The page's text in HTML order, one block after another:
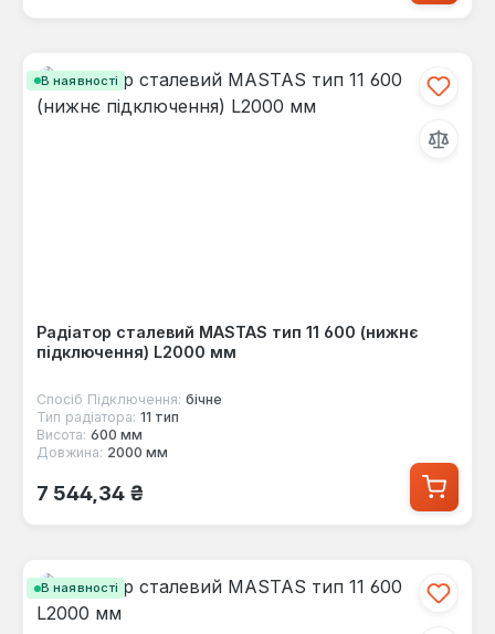
В наявності
Радіатор сталевий MASTAS тип 11 600 (нижнє
підключення) L2000 мм
Спосіб Підключення: бічне
Тип радіатора: 11 тип
Висота: 600 мм
Довжина: 2000 мм
Звичайна ціна:
7 544,34 ₴
В наявності